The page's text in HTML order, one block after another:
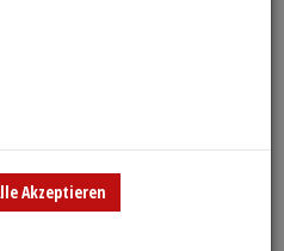
Überschuhe
Medikation
EKG-Elektroden &
Akzeptieren